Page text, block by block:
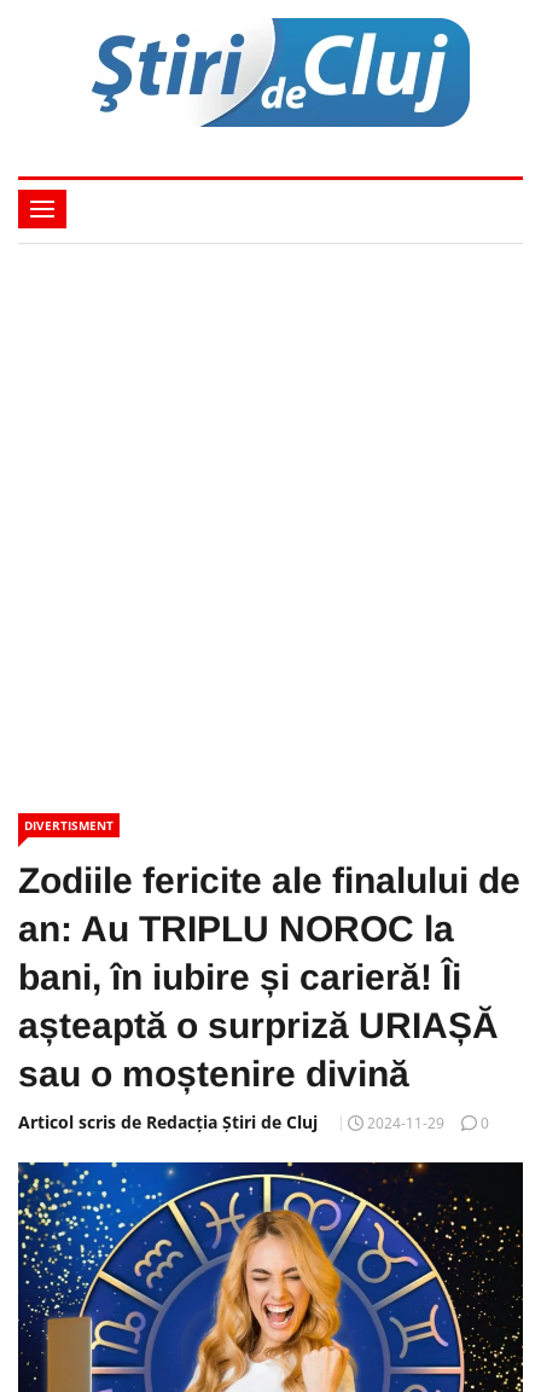
DIVERTISMENT
Zodiile fericite ale finalului de
an: Au TRIPLU NOROC la
bani, în iubire și carieră! Îi
așteaptă o surpriză URIAȘĂ
sau o moștenire divină
Articol scris de Redacția Știri de Cluj 2024-11-29 0